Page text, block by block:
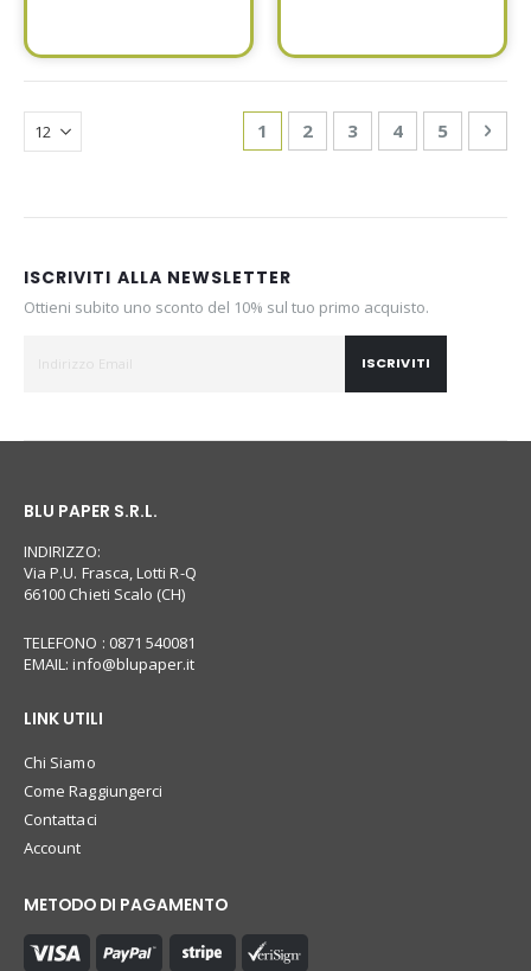
Page
You're currently reading page
1 Page
2 Page
3 Page
4 Page
5
ISCRIVITI ALLA NEWSLETTER
Ottieni subito uno sconto del 10% sul tuo primo acquisto.
ISCRIVITI
BLU PAPER S.R.L.
INDIRIZZO:
Via P.U. Frasca, Lotti R-Q
66100 Chieti Scalo (CH)
TELEFONO : 0871 540081
EMAIL:info@blupaper.it
LINK UTILI
Chi Siamo
Come Raggiungerci
Contattaci
Account
METODO DI PAGAMENTO